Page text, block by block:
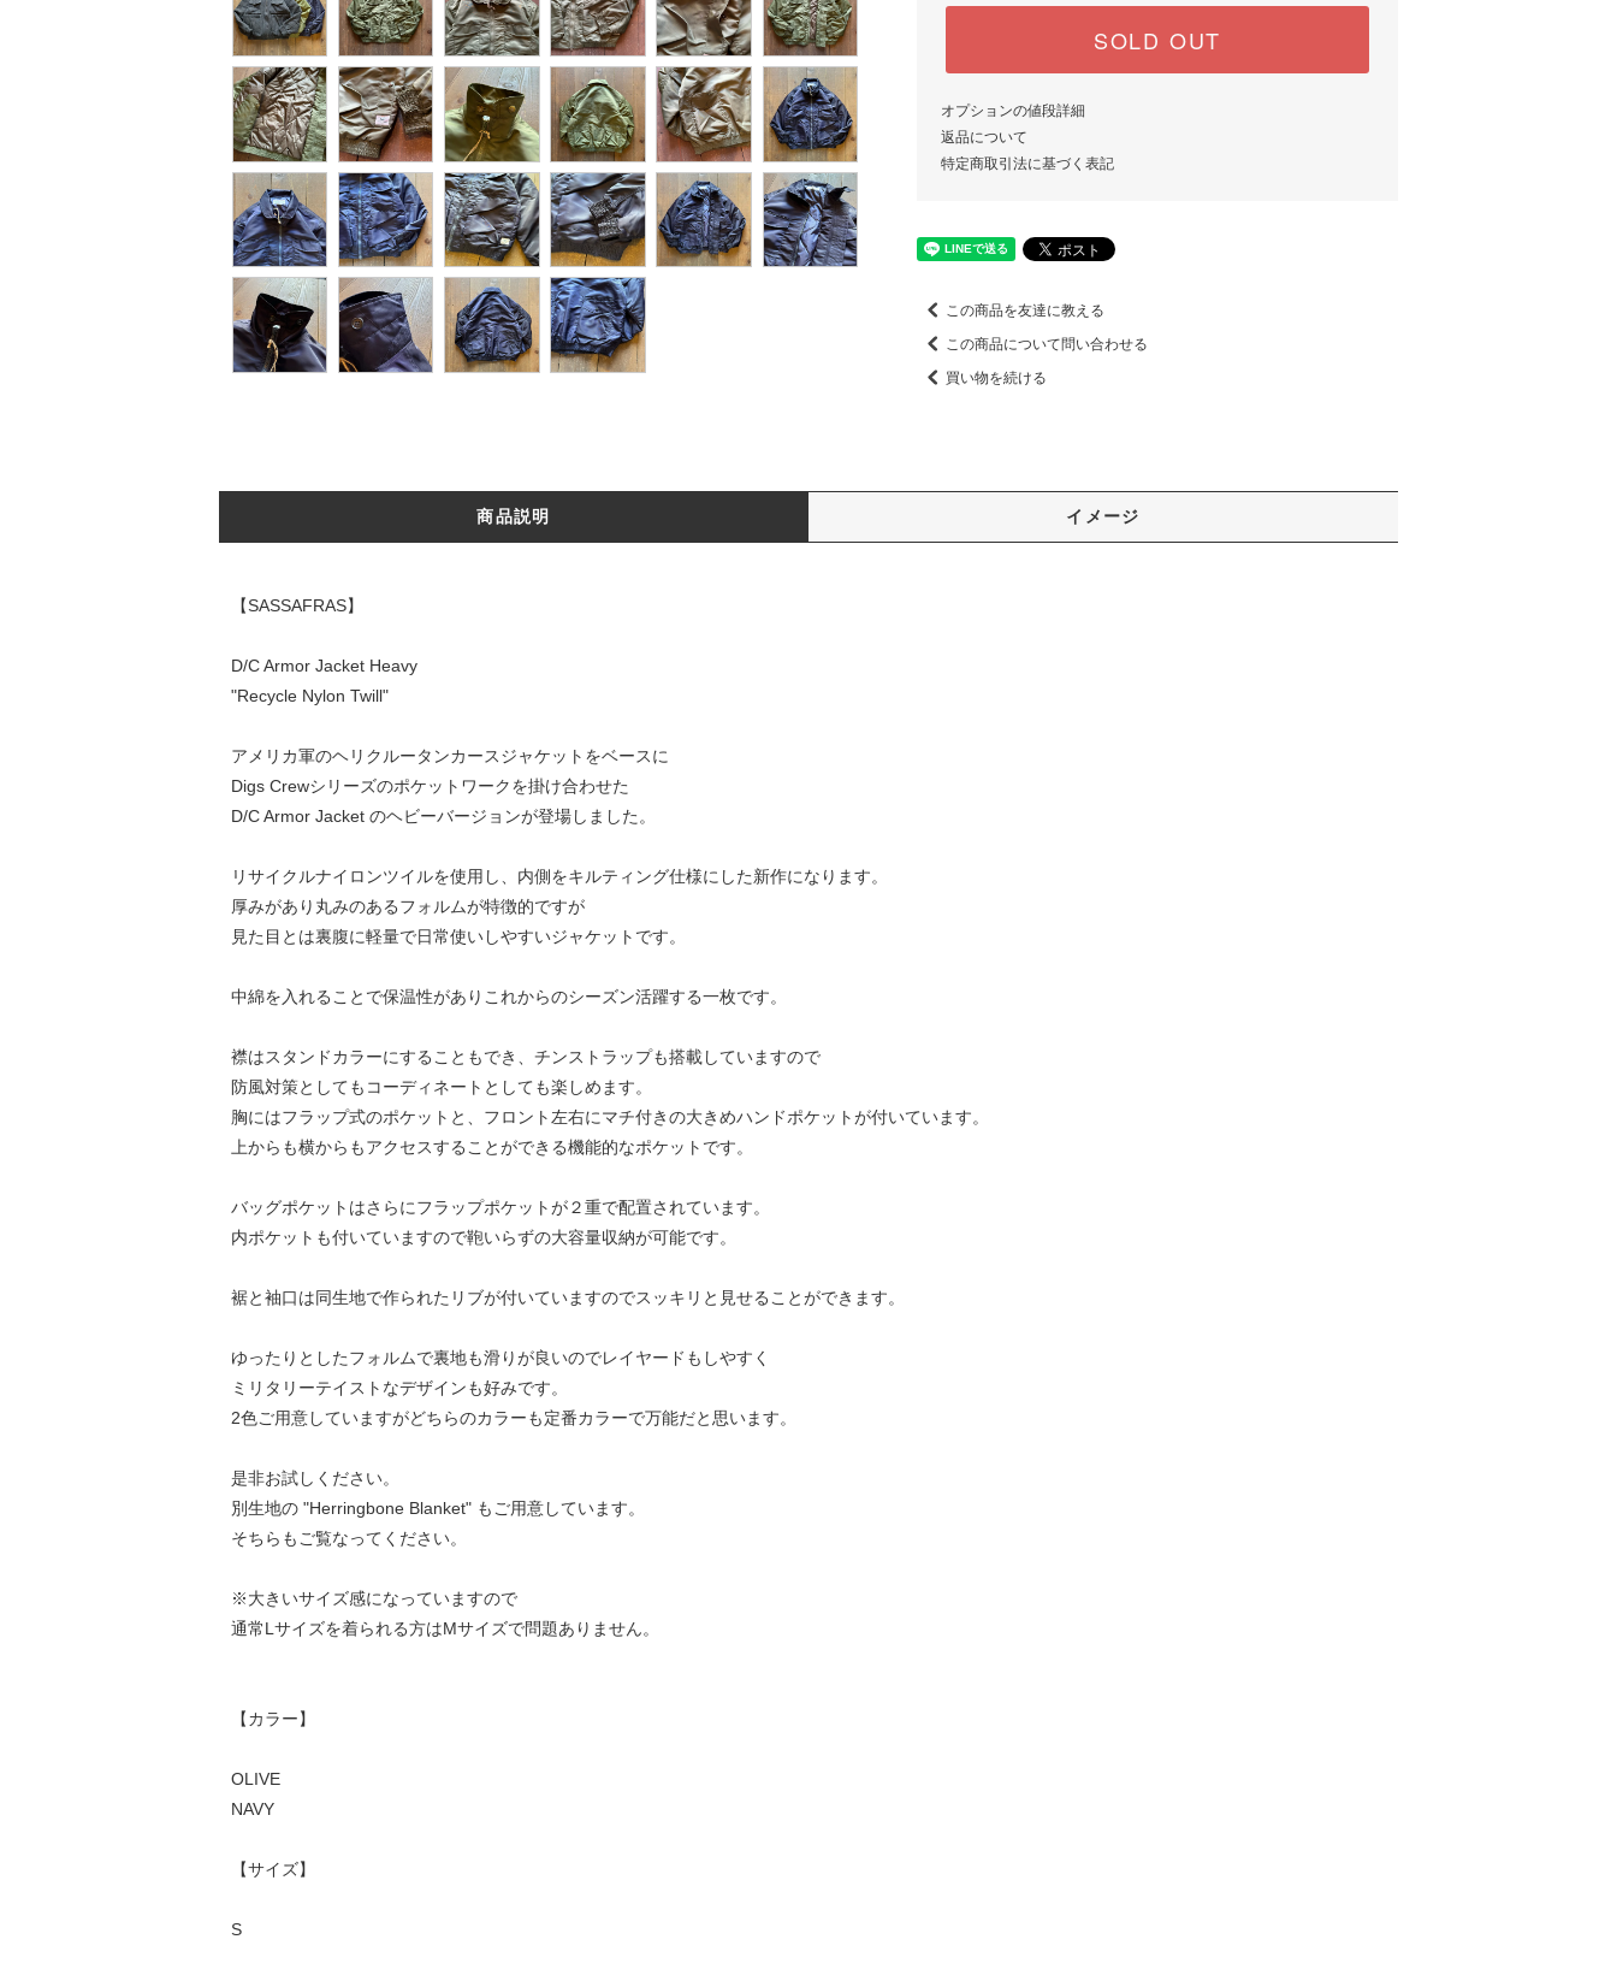
SOLD OUT
オプションの値段詳細
返品について
特定商取引法に基づく表記
この商品を友達に教える
この商品について問い合わせる
買い物を続ける
商品説明 イメージ
【SASSAFRAS】
D/C Armor Jacket Heavy
"Recycle Nylon Twill"
アメリカ軍のヘリクルータンカースジャケットをベースに
Digs Crewシリーズのポケットワークを掛け合わせた
D/C Armor Jacket のヘビーバージョンが登場しました。
リサイクルナイロンツイルを使用し、内側をキルティング仕様にした新作になります。
厚みがあり丸みのあるフォルムが特徴的ですが
見た目とは裏腹に軽量で日常使いしやすいジャケットです。
中綿を入れることで保温性がありこれからのシーズン活躍する一枚です。
襟はスタンドカラーにすることもでき、チンストラップも搭載していますので
防風対策としてもコーディネートとしても楽しめます。
胸にはフラップ式のポケットと、フロント左右にマチ付きの大きめハンドポケットが付いています。
上からも横からもアクセスすることができる機能的なポケットです。
バッグポケットはさらにフラップポケットが２重で配置されています。
内ポケットも付いていますので鞄いらずの大容量収納が可能です。
裾と袖口は同生地で作られたリブが付いていますのでスッキリと見せることができます。
ゆったりとしたフォルムで裏地も滑りが良いのでレイヤードもしやすく
ミリタリーテイストなデザインも好みです。
2色ご用意していますがどちらのカラーも定番カラーで万能だと思います。
是非お試しください。
別生地の "Herringbone Blanket" もご用意しています。
そちらもご覧なってください。
※大きいサイズ感になっていますので
通常Lサイズを着られる方はMサイズで問題ありません。
【カラー】
OLIVE
NAVY
【サイズ】
S